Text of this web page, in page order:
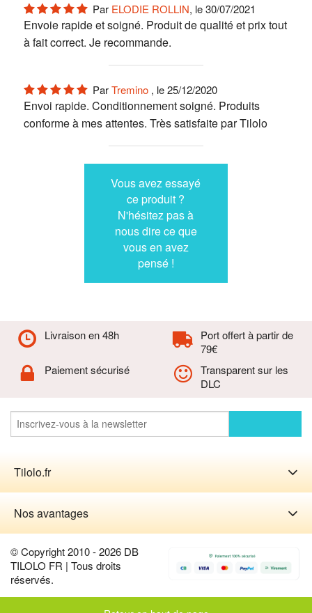
Par ELODIE ROLLIN, le 30/07/2021
Envoie rapide et soigné. Produit de qualité et prix tout
à fait correct. Je recommande.
ParTremino , le 25/12/2020
Envoi rapide. Conditionnement soigné. Produits
conforme à mes attentes. Très satisfaite par Tilolo
Vous avez essayé
ce produit ?
N'hésitez pas à
nous dire ce que
vous en avez
pensé !
Livraison en 48h
Port offert à partir de
79€
Paiement sécurisé
Transparent sur les
DLC
Tilolo.fr
Nos avantages
© Copyright 2010 - 2026 DB
TILOLO FR | Tous droits
réservés.